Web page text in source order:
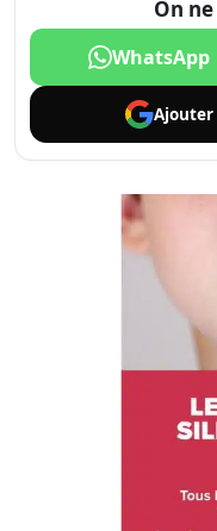
On
WhatsApp
Ajouter